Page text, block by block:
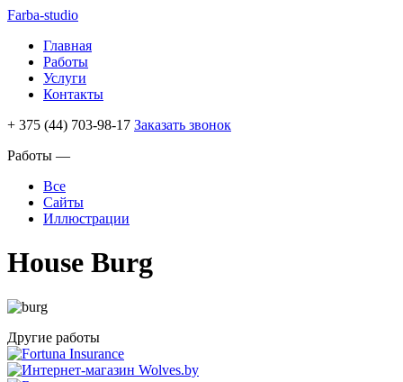
Farba-studio
Главная
Работы
Услуги
Контакты
+ 375 (44) 703-98-17 Заказать звонок
Работы —
Все
Сайты
Иллюстрации
House Burg
Другие работы